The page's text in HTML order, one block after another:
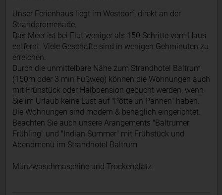
Unser Ferienhaus liegt im Westdorf, direkt an der
Strandpromenade.
Das Meer ist bei Flut weniger als 150 Schritte vom Haus
entfernt. Viele Geschäfte sind in wenigen Gehminuten zu
erreichen.
Durch die unmittelbare Nähe zum Strandhotel Baltrum
(150m oder 3 min Fußweg) können die Wohnungen auch
mit Frühstück oder Halbpension gebucht werden, wenn
Sie im Urlaub keine Lust auf "Pötte un Pannen" haben.
Die Wohnungen sind modern & behaglich eingerichtet.
Beachten Sie auch unsere Arangements "Baltrumer
Frühling" und "Indian Summer" mit Frühstück und
Abendmenü im Strandhotel Baltrum
Münzwaschmaschine und Trockenplatz.